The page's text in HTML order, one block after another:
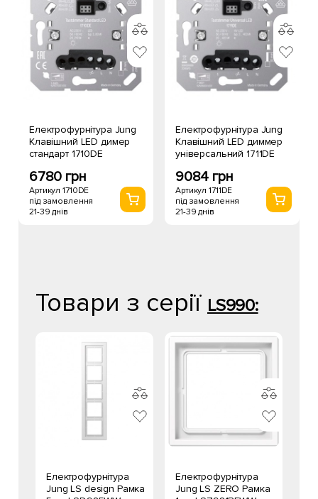
Електрофурнітура Jung
Клавішний LED димер
стандарт 1710DE
6780 грн
Артикул 1710DE
під замовлення
21-39 днів
Електрофурнітура Jung
Клавішний LED диммер
універсальний 1711DE
9084 грн
Артикул 1711DE
під замовлення
21-39 днів
Товари з серії LS990:
Електрофурнітура
Jung LS design Рамка
Електрофурнітура
Jung LS ZERO Рамка